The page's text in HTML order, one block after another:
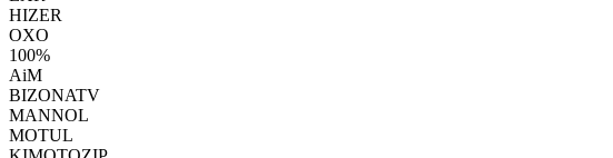
HIZER
OXO
100%
AiM
BIZONATV
MANNOL
MOTUL